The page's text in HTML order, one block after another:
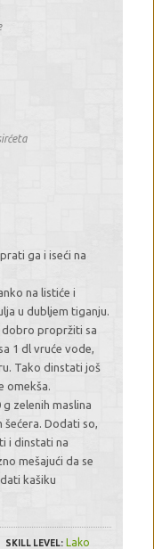
ga i iseći na
na listiće i
u dubljem tiganju.
propržiti sa
1 dl vruće vode,
Tako dinstati još
omekša.
zelenih maslina
šećera. Dodati so,
i dinstati na
mešajući da se
kašiku
SKILL LEVEL: Lako